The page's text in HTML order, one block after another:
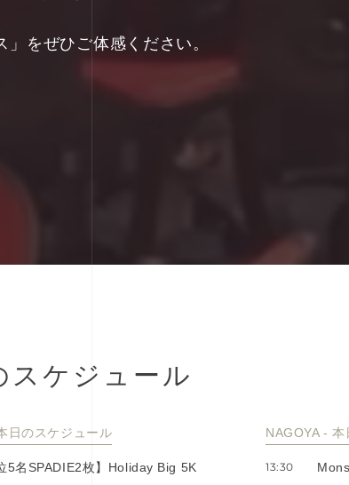
をぜひご体感ください。
ス ケ ジ ュ ー ル
⽇のスケジュール
5名SPADIE2枚】Holiday Big 5K
NAGOYA -
13:30